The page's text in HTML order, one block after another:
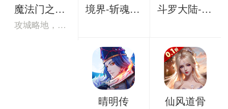
魔法门之英雄无敌：王朝
攻城略地，并肩征战亚山世界。
境界-斩魂之刃 斗罗大陆-斗神再临
晴明传 仙风道骨